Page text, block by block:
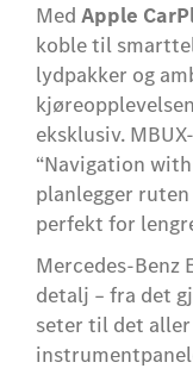
Med Apple
koble til
lydpakker og
eksklusiv.
“Navigation
planlegger
perfekt for
Mercedes‑Benz
detalj – fra det
seter til det